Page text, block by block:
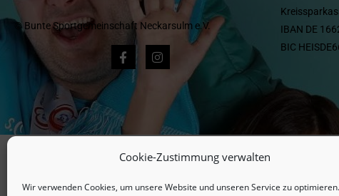
Cookie-Zustimmung verwalten
Wir verwenden Cookies, um unsere Website und unseren Service zu optimieren.
© Bunte Sportgemeinschaft Neckarsulm e.V.
IBAN DE
BIC